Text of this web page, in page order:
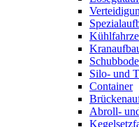
Silo- und
Container
Abroll-